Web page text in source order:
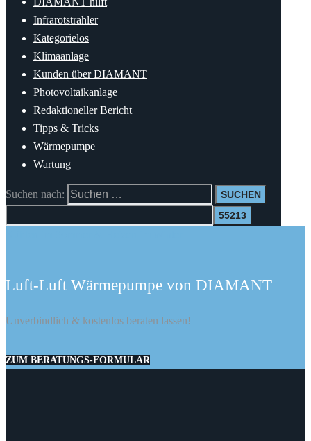
Infrarotstrahler
Kategorielos
Klimaanlage
Kunden über DIAMANT
Photovoltaikanlage
Redaktioneller Bericht
Tipps & Tricks
Wärmepumpe
Wartung
Suchen nach:
Luft-Luft Wärmepumpe von DIAMANT
Unverbindlich & kostenlos beraten lassen!
ZUM BERATUNGS-FORMULAR